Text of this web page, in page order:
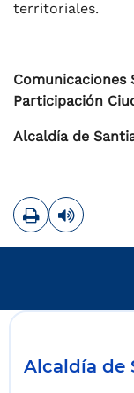
territoriales.
Comunicaciones
Participación
Alcaldía de
ImprimirLeer
Alcaldía de